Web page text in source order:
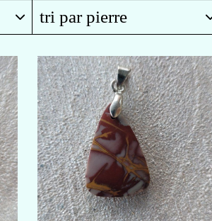
tri par pierre